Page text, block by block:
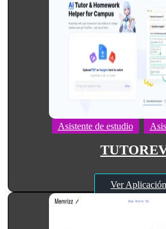
Asistente de estudio
Ver Aplicación